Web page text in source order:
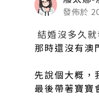
發佈於
結婚沒多久
那時還沒有澳
先說個大概，
最後帶著寶寶